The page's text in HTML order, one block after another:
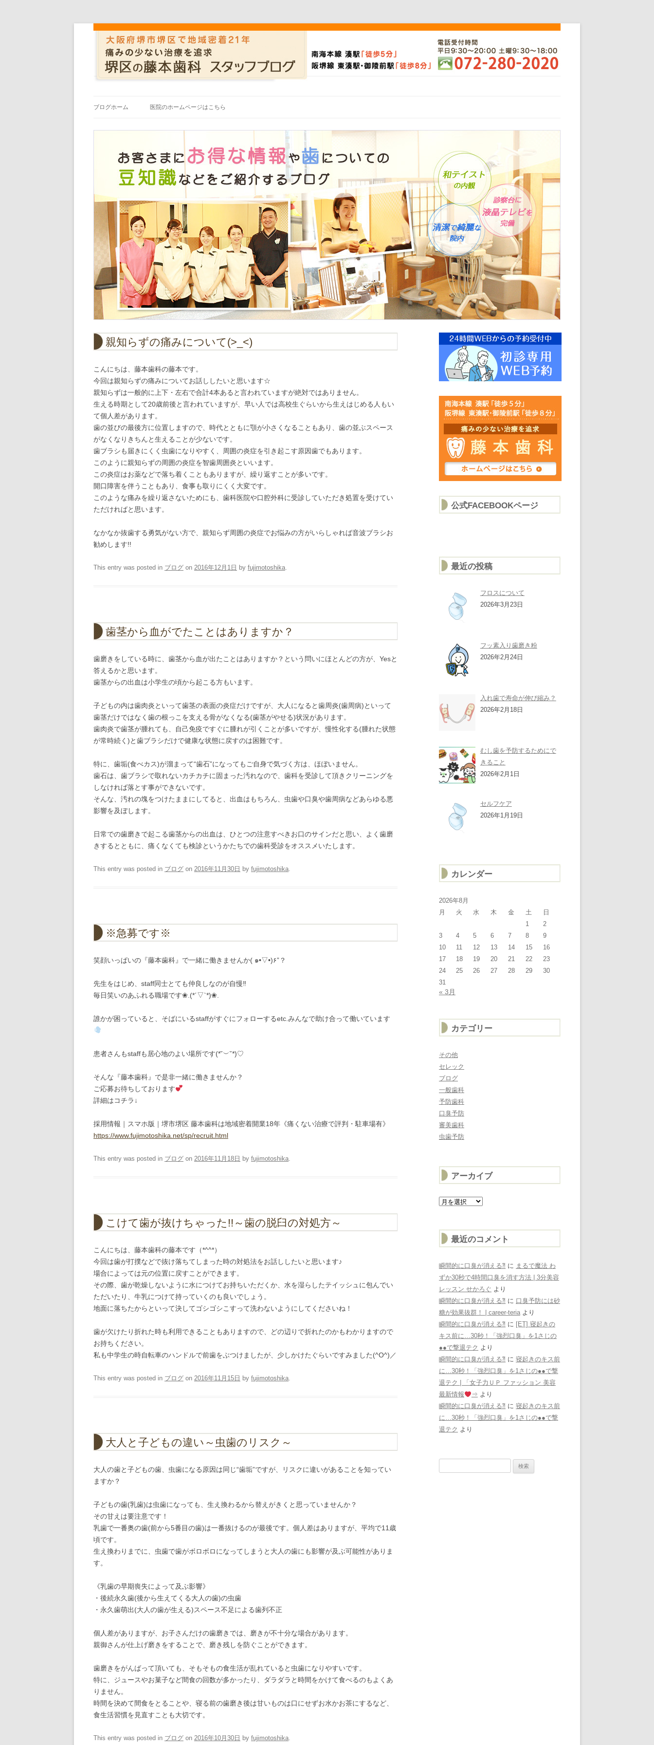
ブログホーム 医院のホームページはこちら
親知らずの痛みについて(>_<)
こんにちは、藤本歯科の藤本です。
今回は親知らずの痛みについてお話ししたいと思います☆
親知らずは一般的に上下・左右で合計4本あると言われていますが絶対ではありません。
生える時期として20歳前後と言われていますが、早い人では高校生ぐらいから生えはじめる人もい
て個人差があります。
歯の並びの最後方に位置しますので、時代とともに顎が小さくなることもあり、歯の並ぶスペース
がなくなりきちんと生えることが少ないです。
歯ブラシも届きにくく虫歯になりやすく、周囲の炎症を引き起こす原因歯でもあります。
このように親知らずの周囲の炎症を智歯周囲炎といいます。
この炎症はお薬などで落ち着くこともありますが、繰り返すことが多いです。
開口障害を伴うこともあり、食事も取りにくく大変です。
このような痛みを繰り返さないためにも、歯科医院や口腔外科に受診していただき処置を受けてい
ただければと思います。
なかなか抜歯する勇気がない方で、親知らず周囲の炎症でお悩みの方がいらしゃれば音波ブラシお
勧めします!!
This entry was posted in ブログ on 2016年12月1日 by fujimotoshika.
歯茎から血がでたことはありますか？
歯磨きをしている時に、歯茎から血が出たことはありますか？という問いにほとんどの方が、Yesと
答えるかと思います。
歯茎からの出血は小学生の頃から起こる方もいます。
子どもの内は歯肉炎といって歯茎の表面の炎症だけですが、大人になると歯周炎(歯周病)といって
歯茎だけではなく歯の根っこを支える骨がなくなる(歯茎がやせる)状況があります。
歯肉炎で歯茎が腫れても、自己免疫ですぐに腫れが引くことが多いですが、慢性化する(腫れた状態
が常時続く)と歯ブラシだけで健康な状態に戻すのは困難です。
特に、歯垢(食べカス)が溜まって“歯石”になってもご自身で気づく方は、ほぼいません。
歯石は、歯ブラシで取れないカチカチに固まった汚れなので、歯科を受診して頂きクリーニングを
しなければ落とす事ができないです。
そんな、汚れの塊をつけたままにしてると、出血はもちろん、虫歯や口臭や歯周病などあらゆる悪
影響を及ぼします。
日常での歯磨きで起こる歯茎からの出血は、ひとつの注意すべきお口のサインだと思い、よく歯磨
きするとともに、痛くなくても検診というかたちでの歯科受診をオススメいたします。
This entry was posted in ブログ on 2016年11月30日 by fujimotoshika.
※急募です※
笑顔いっぱいの『藤本歯科』で一緒に働きませんか( ๑•▽•)۶”？
先生をはじめ、staff同士とても仲良しなのが自慢‼
毎日笑いのあふれる職場です❀.(*´▽`*)❀.
誰かが困っていると、そばにいるstaffがすぐにフォローするetc.みんなで助け合って働いています
患者さんもstaffも居心地のよい場所です(*˘︶˘*)♡
そんな『藤本歯科』で是非一緒に働きませんか？
ご応募お待ちしております
詳細はコチラ↓
採用情報｜スマホ版｜堺市堺区 藤本歯科は地域密着開業18年《痛くない治療で評判・駐車場有》
https://www.fujimotoshika.net/sp/recruit.html
This entry was posted in ブログ on 2016年11月18日 by fujimotoshika.
こけて歯が抜けちゃった!!～歯の脱臼の対処方～
こんにちは、藤本歯科の藤本です（*^^*）
今回は歯が打撲などで抜け落ちてしまった時の対処法をお話ししたいと思います♪
場合によっては元の位置に戻すことができます。
その際、歯が乾燥しないように水につけてお持ちいただくか、水を湿らしたテイッシュに包んでい
ただいたり、牛乳につけて持っていくのも良いでしょう。
地面に落ちたからといって決してゴシゴシこすって洗わないようにしてくださいね！
歯が欠けたり折れた時も利用できることもありますので、どの辺りで折れたのかもわかりますので
お持ちください。
私も中学生の時自転車のハンドルで前歯をぶつけましたが、少しかけたぐらいですみました(^O^)／
This entry was posted in ブログ on 2016年11月15日 by fujimotoshika.
大人と子どもの違い～虫歯のリスク～
大人の歯と子どもの歯、虫歯になる原因は同じ“歯垢”ですが、リスクに違いがあることを知ってい
ますか？
子どもの歯(乳歯)は虫歯になっても、生え換わるから替えがきくと思っていませんか？
その甘えは要注意です！
乳歯で一番奥の歯(前から5番目の歯)は一番抜けるのが最後です。個人差はありますが、平均で11歳
頃です。
生え換わりまでに、虫歯で歯がボロボロになってしまうと大人の歯にも影響が及ぶ可能性がありま
す。
《乳歯の早期喪失によって及ぶ影響》
・後続永久歯(後から生えてくる大人の歯)の虫歯
・永久歯萌出(大人の歯が生える)スペース不足による歯列不正
個人差がありますが、お子さんだけの歯磨きでは、磨きが不十分な場合があります。
親御さんが仕上げ磨きをすることで、磨き残しを防ぐことができます。
歯磨きをがんばって頂いても、そもそもの食生活が乱れていると虫歯になりやすいです。
特に、ジュースやお菓子など間食の回数が多かったり、ダラダラと時間をかけて食べるのもよくあ
りません。
時間を決めて間食をとることや、寝る前の歯磨き後は甘いものは口にせずお水かお茶にするなど、
食生活習慣を見直すことも大切です。
This entry was posted in ブログ on 2016年10月30日 by fujimotoshika.
公式FACEBOOKページ
最近の投稿
フロスについて
2026年3月23日
フッ素入り歯磨き粉
2026年2月24日
入れ歯で寿命が伸び縮み？
2026年2月18日
むし歯を予防するためにで
きること
2026年2月1日
セルフケア
2026年1月19日
カレンダー
2026年8月
月
火 水 木 金 土
日
1
2
3
4 5 6 7 8
9
10
11 12 13 14 15
16
17
18 19 20 21 22
23
24
25 26 27 28 29
30
31
« 3月
カテゴリー
その他
セレック
ブログ
一般歯科
予防歯科
口臭予防
審美歯科
虫歯予防
アーカイブ
ア
ー
最近のコメント
瞬間的に口臭が消える⁈ に まるで魔法 わ
ずか30秒で4時間口臭を消す方法 | 3分美容
レッスン せかろぐ より
瞬間的に口臭が消える⁈ に 口臭予防には砂
糖が効果抜群！ | career-teria より
瞬間的に口臭が消える⁈ に [ET] 寝起きの
キス前に…30秒！「強烈口臭」を1さじの
●●で撃退テク より
瞬間的に口臭が消える⁈ に 寝起きのキス前
に…30秒！「強烈口臭」を1さじの●●で撃
退テク | 「女子力ＵＰ ファッション 美容
最新情報
⇒ より
瞬間的に口臭が消える⁈ に 寝起きのキス前
に…30秒！「強烈口臭」を1さじの●●で撃
退テク より